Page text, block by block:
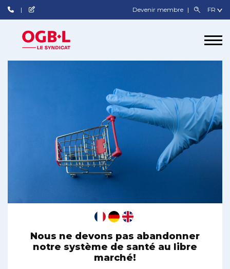
Devenir membre
Nous ne devons pas abandonner
notre système de santé au libre
marché!